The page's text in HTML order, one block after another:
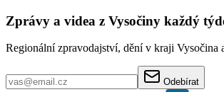
Zprávy a videa z Vysočiny každý
Regionální zpravodajství, dění v kraji Vysočina
Odebírat